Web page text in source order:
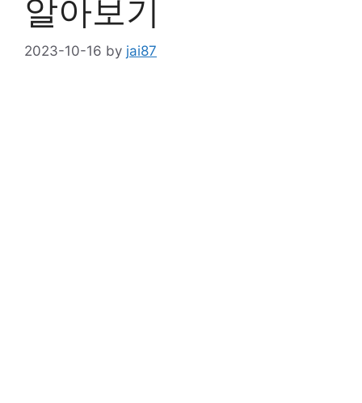
알아보기
2023-10-16 by jai87